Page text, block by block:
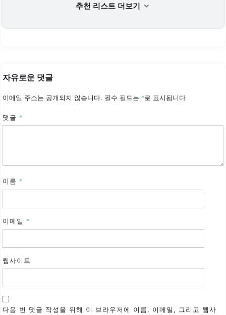
추천 리스트 더보기
자유로운 댓글
이메일 주소는 공개되지 않습니다. 필수 필드는 *로 표시됩니다
댓글 *
이름 *
이메일 *
웹사이트
다음 번 댓글 작성을 위해 이 브라우저에 이름, 이메일, 그리고 웹사